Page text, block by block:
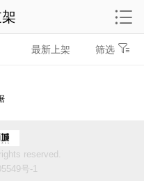
最新上架 筛选
reserved.
号-1